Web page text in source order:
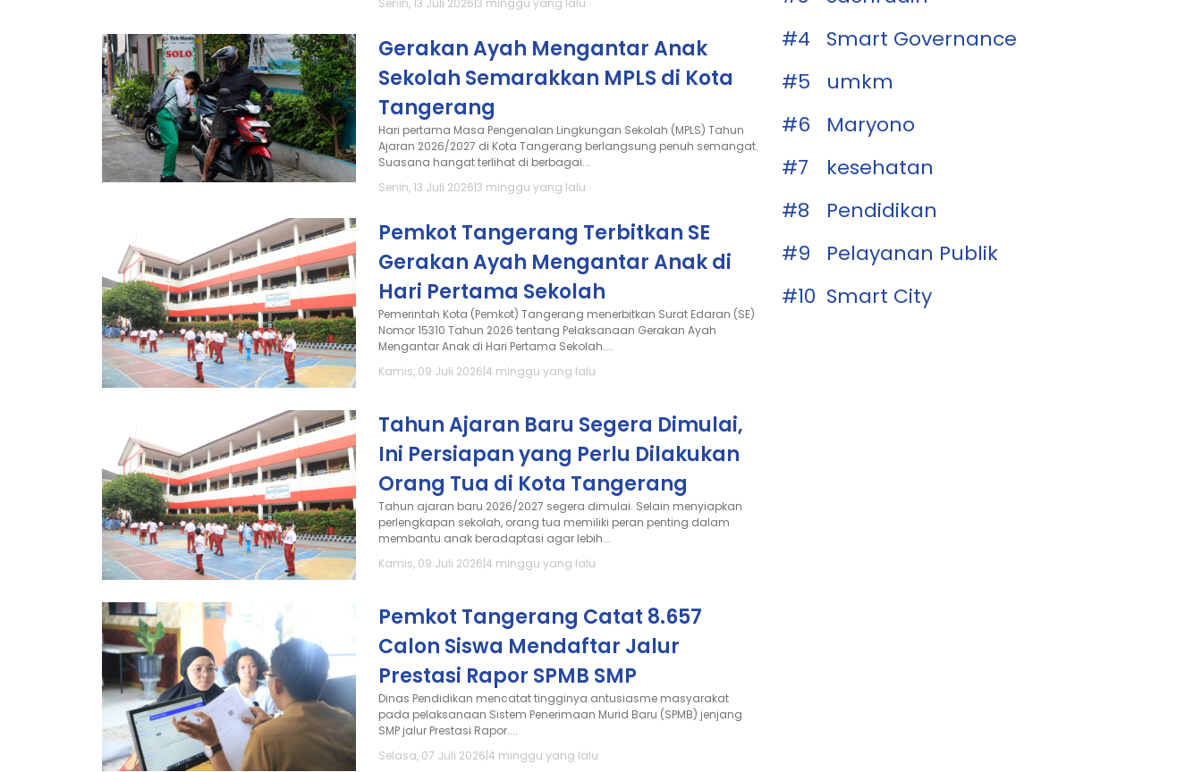
Senin, 13 Juli 2026|3 minggu yang lalu
Gerakan Ayah Mengantar Anak
Sekolah Semarakkan MPLS di Kota
Tangerang
Hari pertama Masa Pengenalan Lingkungan Sekolah (MPLS) Tahun
Ajaran 2026/2027 di Kota Tangerang berlangsung penuh semangat.
Suasana hangat terlihat di berbagai...
Senin, 13 Juli 2026|3 minggu yang lalu
Pemkot Tangerang Terbitkan SE
Gerakan Ayah Mengantar Anak di
Hari Pertama Sekolah
Pemerintah Kota (Pemkot) Tangerang menerbitkan Surat Edaran (SE)
Nomor 15310 Tahun 2026 tentang Pelaksanaan Gerakan Ayah
Mengantar Anak di Hari Pertama Sekolah....
Kamis, 09 Juli 2026|4 minggu yang lalu
Tahun Ajaran Baru Segera Dimulai,
Ini Persiapan yang Perlu Dilakukan
Orang Tua di Kota Tangerang
Tahun ajaran baru 2026/2027 segera dimulai. Selain menyiapkan
perlengkapan sekolah, orang tua memiliki peran penting dalam
membantu anak beradaptasi agar lebih...
Kamis, 09 Juli 2026|4 minggu yang lalu
Pemkot Tangerang Catat 8.657
Calon Siswa Mendaftar Jalur
Prestasi Rapor SPMB SMP
Dinas Pendidikan mencatat tingginya antusiasme masyarakat
pada pelaksanaan Sistem Penerimaan Murid Baru (SPMB) jenjang
SMP jalur Prestasi Rapor....
Selasa, 07 Juli 2026|4 minggu yang lalu
#4
Smart Governance
#5
umkm
#6
Maryono
#7
kesehatan
#8
Pendidikan
#9
Pelayanan Publik
#10 Smart City